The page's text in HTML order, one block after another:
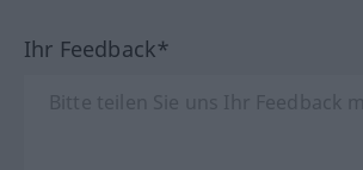
Ihr Feedback*